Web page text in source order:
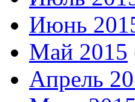
Июнь
Май 2015
Апрель